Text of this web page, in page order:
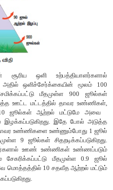
மற்றும் இழப்பு வெப்ப
கொண்டது.
ஒரு அமைப்பில் இருந்து
விதியாகும். ஆற்றலை
மற்றொரு வகை ஆற்றலாக
ஆற்றலின் அளவு நிலையானது